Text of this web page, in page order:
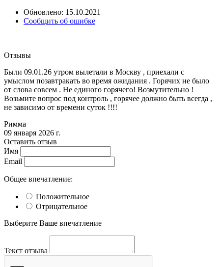
Обновлено: 15.10.2021
Сообщить об ошибке
Отзывы
Были 09.01.26 утром вылетали в Москву , приехали с
умыслом позавтракать во время ожидания . Горячих не было
от слова совсем . Не единого горячего! Возмутительно !
Возьмите вопрос под контроль , горячее должно быть всегда ,
не зависимо от времени суток !!!!
Римма
09 января 2026 г.
Оставить отзыв
Имя
Email
Общее впечатление:
Положительное
Отрицательное
Выберите Ваше впечатление
Текст отзыва